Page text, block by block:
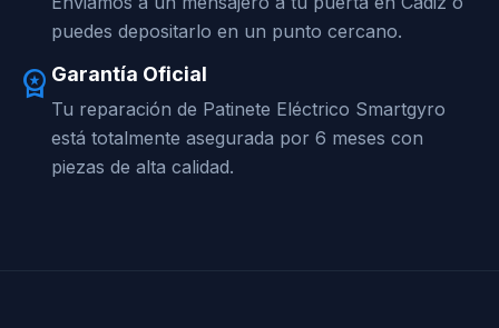
puedes depositarlo en un punto cercano.
workspace_premium Garantía Oficial
Tu reparación de Patinete Eléctrico Smartgyro
está totalmente asegurada por 6 meses con
piezas de alta calidad.